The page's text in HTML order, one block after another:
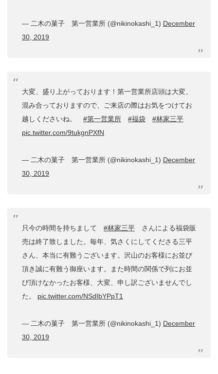
— 二木の菓子 第一営業所 (@nikinokashi_1) December
30, 2019
大変、盛り上がっております！第一営業所店頭は大変、
混み合っておりますので、ご来店の際はお気をつけてお
越しくださいね。 #第一営業所 #福袋
#林家三平
pic.twitter.com/9tukgnPXfN
— 二木の菓子 第一営業所 (@nikinokashi_1) December
30, 2019
只今の時間を持ちまして #林家三平 さんによる福袋販
売は終了致しました。毎年、気さくにしてくださる三平
さん、本当に有難うございます。沢山のお客様にお並び
頂き誠に有難う御座います。また時間の関係で列にお並
び頂けなかったお客様、大変、申し訳ございませんでし
た。 pic.twitter.com/NSdIbYPpT1
— 二木の菓子 第一営業所 (@nikinokashi_1) December
30, 2019